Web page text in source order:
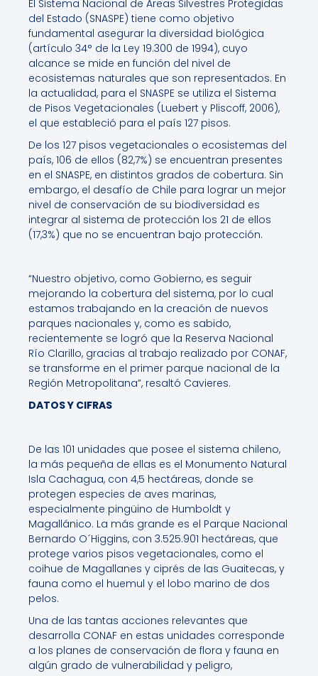
El Sistema Nacional de Áreas Silvestres Protegidas
del Estado (SNASPE) tiene como objetivo
fundamental asegurar la diversidad biológica
(artículo 34° de la Ley 19.300 de 1994), cuyo
alcance se mide en función del nivel de
ecosistemas naturales que son representados. En
la actualidad, para el SNASPE se utiliza el Sistema
de Pisos Vegetacionales (Luebert y Pliscoff, 2006),
el que estableció para el país 127 pisos.
De los 127 pisos vegetacionales o ecosistemas del
país, 106 de ellos (82,7%) se encuentran presentes
en el SNASPE, en distintos grados de cobertura. Sin
embargo, el desafío de Chile para lograr un mejor
nivel de conservación de su biodiversidad es
integrar al sistema de protección los 21 de ellos
(17,3%) que no se encuentran bajo protección.
“Nuestro objetivo, como Gobierno, es seguir
mejorando la cobertura del sistema, por lo cual
estamos trabajando en la creación de nuevos
parques nacionales y, como es sabido,
recientemente se logró que la Reserva Nacional
Río Clarillo, gracias al trabajo realizado por CONAF,
se transforme en el primer parque nacional de la
Región Metropolitana”, resaltó Cavieres.
DATOS Y CIFRAS
De las 101 unidades que posee el sistema chileno,
la más pequeña de ellas es el Monumento Natural
Isla Cachagua, con 4,5 hectáreas, donde se
protegen especies de aves marinas,
especialmente pingüino de Humboldt y
Magallánico. La más grande es el Parque Nacional
Bernardo O´Higgins, con 3.525.901 hectáreas, que
protege varios pisos vegetacionales, como el
coihue de Magallanes y ciprés de las Guaitecas, y
fauna como el huemul y el lobo marino de dos
pelos.
Una de las tantas acciones relevantes que
desarrolla CONAF en estas unidades corresponde
a los planes de conservación de flora y fauna en
algún grado de vulnerabilidad y peligro,